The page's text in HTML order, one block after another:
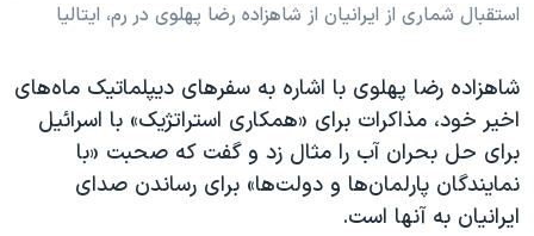
استقبال شماری از ایرانیان از شاهزاده رضا پهلوی در رم، ایتالیا
شاهزاده رضا پهلوی با اشاره به سفرهای دیپلماتیک ماه‌های
اخیر خود، مذاکرات برای «همکاری استراتژیک» با اسرائیل
برای حل بحران آب را مثال زد و گفت که صحبت «با
نمایندگان پارلمان‌ها و دولت‌ها» برای رساندن صدای
ایرانیان به آنها است.